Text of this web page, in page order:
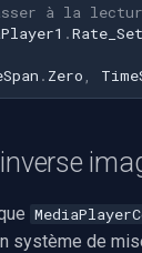
à la
.Rate_Set
. Zero
système de